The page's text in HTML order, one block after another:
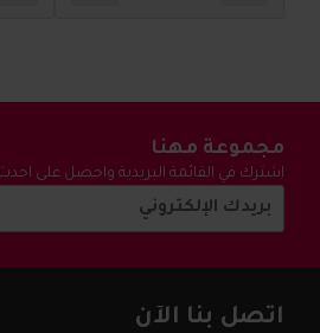
مجموعة مهنا
اشترك في القائمة البريدية واحصل على
والتخفيضات !
اتصل بنا الآن